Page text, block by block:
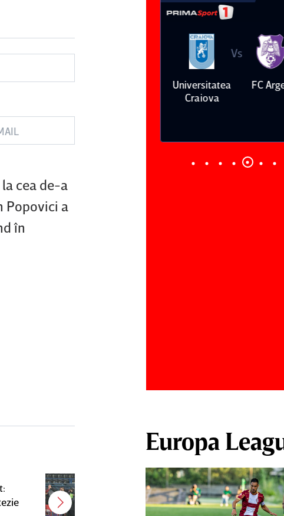
cea de-a
Popovici a
în
Jucătorul dorit de Pancu în
Giuleşti vrea să rupă contractul cu
CFR Cluj: ”A făcut notificare la
Petrolul
Vs
Universitatea
Craiova
Vs
FC
Europa